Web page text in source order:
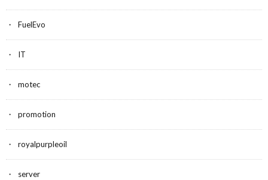
FuelEvo
IT
motec
promotion
royalpurpleoil
server